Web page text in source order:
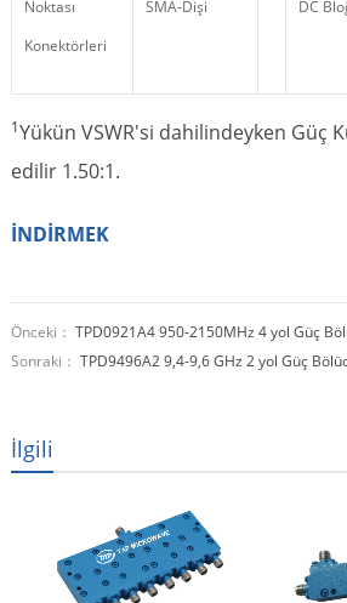
Noktası
Konektörleri
SMA-Dişi DC
1Yükün VSWR'si dahilindeyken Güç
edilir 1.50:1.
İNDİRMEK
Önceki： TPD0921A4 950-2150MHz 4 yol Güç
Sonraki： TPD9496A2 9,4-9,6 GHz 2 yol Güç
İlgili